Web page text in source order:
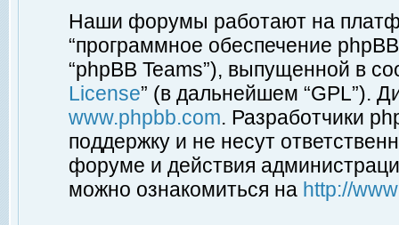
Наши форумы работают на
“программное обеспечение
“phpBB Teams”), выпущенной в
License” (в дальнейшем “GPL”).
www.phpbb.com. Разработчики
поддержку и не несут
форуме и действия
можно ознакомиться на http://